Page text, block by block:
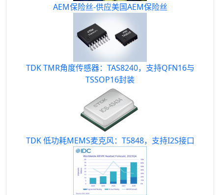
AEM保险丝-供应美国AEM保险丝
TDK TMR角度传感器：TAS8240，支持QFN16与
TSSOP16封装
TDK 低功耗MEMS麦克风：T5848，支持I2S接口